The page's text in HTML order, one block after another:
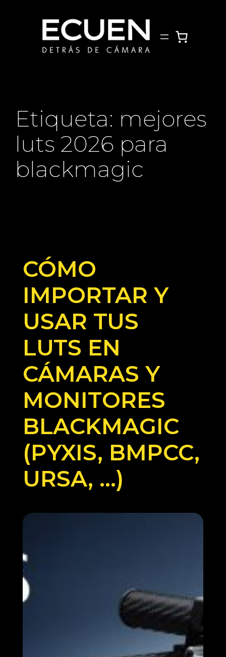
contenido
Etiqueta: mejores
luts 2026 para
blackmagic
CÓMO
IMPORTAR Y
USAR TUS
LUTS EN
CÁMARAS Y
MONITORES
BLACKMAGIC
(PYXIS, BMPCC,
URSA, …)